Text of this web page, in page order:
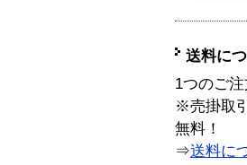
送料に
1つのご
※売掛取
無料！
⇒送料に